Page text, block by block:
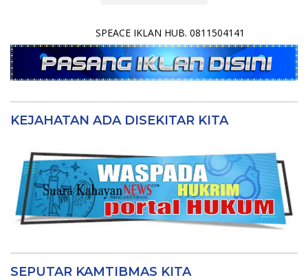
SPEACE IKLAN HUB. 0811504141
KEJAHATAN ADA DISEKITAR KITA
SEPUTAR KAMTIBMAS KITA